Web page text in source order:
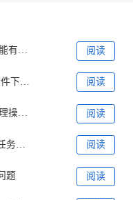
Chrome浏览器下载速度和系统性能有关吗 阅读
阅读
Chrome浏览器网页收藏夹高效整理操作经验 阅读
阅读
题 阅读